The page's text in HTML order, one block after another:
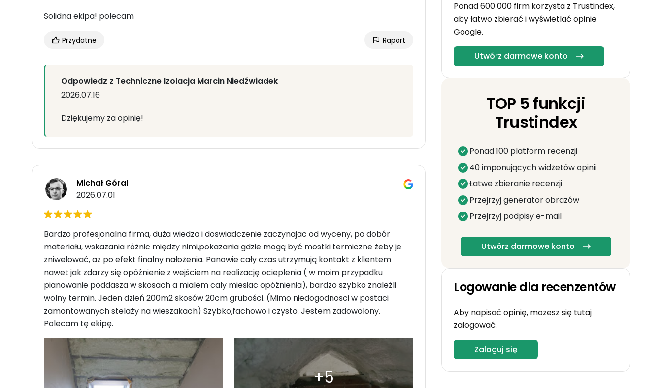
Solidna ekipa! polecam
Przydatne Raport
Odpowiedz z Techniczne Izolacja Marcin Niedźwiadek
2026.07.16
Dziękujemy za opinię!
Michał Góral
2026.07.01
Bardzo profesjonalna firma, duża wiedza i doswiadczenie zaczynajac od wyceny, po dobór
materiału, wskazania różnic między nimi,pokazania gdzie mogą być mostki termiczne żeby je
zniwelować, aż po efekt finalny nałożenia. Panowie cały czas utrzymują kontakt z klientem
nawet jak zdarzy się opóźnienie z wejściem na realizację ocieplenia ( w moim przypadku
pianowanie poddasza w skosach a mialem caly miesiac opóźnienia), bardzo szybko znaleźli
wolny termin. Jeden dzień 200m2 skosów 20cm grubości. (Mimo niedogodnosci w postaci
zamontowanych stelaży na wieszakach) Szybko,fachowo i czysto. Jestem zadowolony.
Polecam tę ekipę.
Ponad 600 000 firm korzysta z Trustindex,
aby łatwo zbierać i wyświetlać opinie
Google.
Utwórz darmowe konto
TOP 5 funkcji
Trustindex
Ponad 100 platform recenzji
40 imponujących widżetów opinii
Łatwe zbieranie recenzji
Przejrzyj generator obrazów
Przejrzyj podpisy e-mail
Utwórz darmowe konto
Logowanie dla recenzentów
Aby napisać opinię, możesz się tutaj
zalogować.
Zaloguj się